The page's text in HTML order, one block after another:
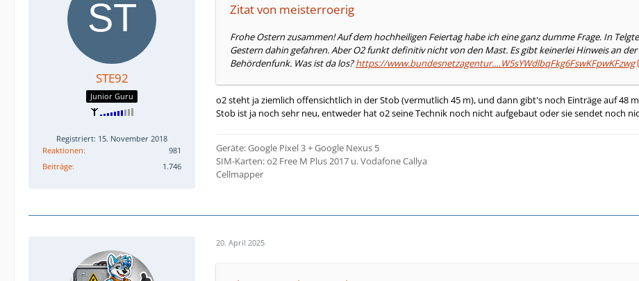
STE92
Junior Guru
Registriert: 15. November 2018
Reaktionen
981
Beiträge
1.746
Zitat von meisterroerig
Frohe Ostern zusammen! Auf dem hochheiligen Feiertag habe ich eine ganz dumme Frage. In
Gestern dahin gefahren. Aber O2 funkt definitiv nicht von den Mast. Es gibt keinerlei Hinweis an
Behördenfunk. Was ist da los?https://www.bundesnetzagentur.…W5sYWdlbqFkg6FswKFpwKFzwg
o2 steht ja ziemlich offensichtlich in der Stob (vermutlich 45 m), und dann gibt's noch Einträge auf 48
Stob ist ja noch sehr neu, entweder hat o2 seine Technik noch nicht aufgebaut oder sie sendet noch
Geräte: Google Pixel 3 + Google Nexus 5
SIM-Karten: o2 Free M Plus 2017 u. Vodafone Callya
Cellmapper
20. April 2025